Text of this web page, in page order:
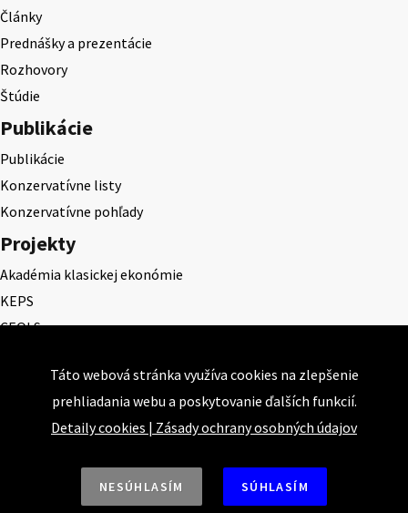
Články
Prednášky a prezentácie
Rozhovory
Štúdie
Publikácie
Publikácie
Konzervatívne listy
Konzervatívne pohľady
Projekty
Akadémia klasickej ekonómie
KEPS
CEQLS
Cena Ernesta Valka
Študentská esej
Deň daňového odbremenenia
Táto webová stránka využíva cookies na zlepšenie
prehliadania webu a poskytovanie ďalších funkcií.
Detaily cookies | Zásady ochrany osobných údajov
NESÚHLASÍM SÚHLASÍM